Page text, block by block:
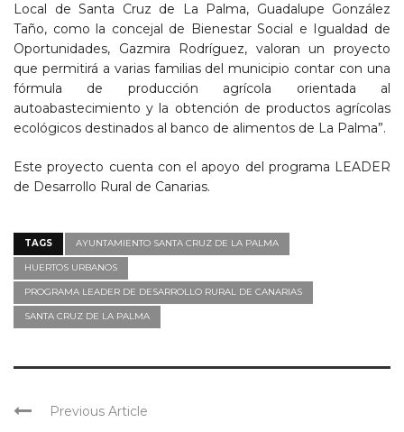
Local de Santa Cruz de La Palma, Guadalupe González
Taño, como la concejal de Bienestar Social e Igualdad de
Oportunidades, Gazmira Rodríguez, valoran un proyecto
que permitirá a varias familias del municipio contar con una
fórmula de producción agrícola orientada al
autoabastecimiento y la obtención de productos agrícolas
ecológicos destinados al banco de alimentos de La Palma”.
Este proyecto cuenta con el apoyo del programa LEADER
de Desarrollo Rural de Canarias.
TAGS AYUNTAMIENTO SANTA CRUZ DE LA PALMA
HUERTOS URBANOS
PROGRAMA LEADER DE DESARROLLO RURAL DE CANARIAS
SANTA CRUZ DE LA PALMA
Previous Article